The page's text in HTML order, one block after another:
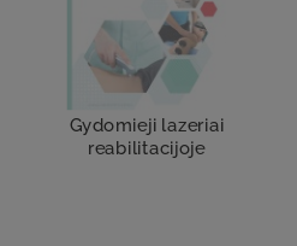
Gydomieji lazeriai
reabilitacijoje